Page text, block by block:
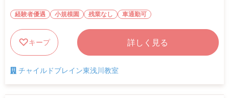
経験者優遇 小規模園 残業なし 車通勤可
キープ 詳しく見る
チャイルドブレイン東浅川教室